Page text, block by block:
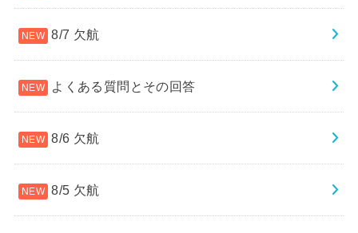
8/7 欠航
よくある質問とその回答
8/6 欠航
8/5 欠航